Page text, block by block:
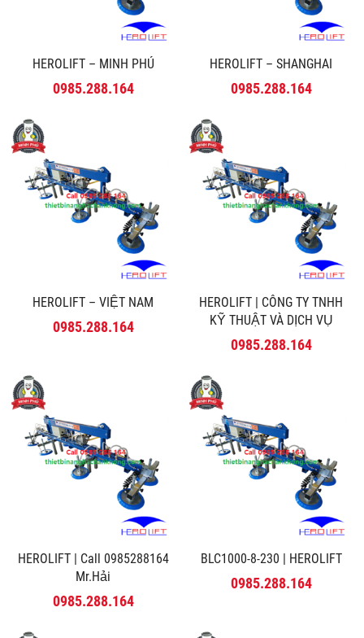
HEROLIFT – MINH PHÚ
0985.288.164
HEROLIFT – SHANGHAI
0985.288.164
HEROLIFT – VIỆT NAM
0985.288.164
HEROLIFT | CÔNG TY TNHH
KỸ THUẬT VÀ DỊCH VỤ
MINH PHÚ
0985.288.164
HEROLIFT | Call 0985288164
Mr.Hải
0985.288.164
BLC1000-8-230 | HEROLIFT
0985.288.164